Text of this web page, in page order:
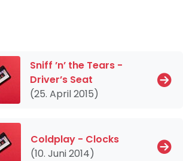
Sniff ’n’ the Tears -
Driver’s Seat
(25. April 2015)
Coldplay - Clocks
(10. Juni 2014)